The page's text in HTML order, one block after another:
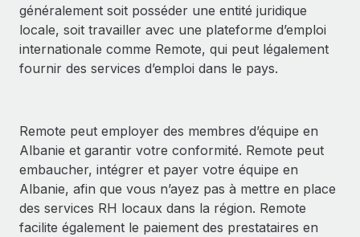
généralement soit posséder une entité juridique
locale, soit travailler avec une plateforme d’emploi
internationale comme Remote, qui peut légalement
fournir des services d’emploi dans le pays.
Remote peut employer des membres d’équipe en
Albanie et garantir votre conformité. Remote peut
embaucher, intégrer et payer votre équipe en
Albanie, afin que vous n’ayez pas à mettre en place
des services RH locaux dans la région. Remote
facilite également le paiement des prestataires en